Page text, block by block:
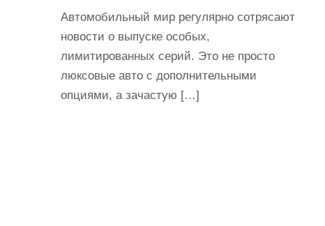
Автомобильный мир регулярно сотрясают
новости о выпуске особых,
лимитированных серий. Это не просто
люксовые авто с дополнительными
опциями, а зачастую […]